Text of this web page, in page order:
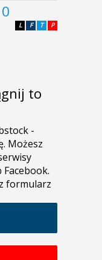
0
P
T
F
L
to